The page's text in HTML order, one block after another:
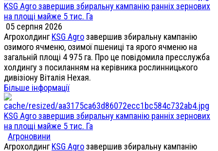
KSG Agro завершив збиральну кампанію ранніх зернових
на площі майже 5 тис. Га
05 серпня 2026
АгрохолдингKSG Agroзавершив збиральну кампанію
озимого ячменю, озимої пшениці та ярого ячменю на
загальній площі 4 975 га. Про це повідомила пресслужба
холдингу з посиланням на керівника рослинницького
дивізіону Віталія Нехая.
Більше інформації
KSG Agro завершив збиральну кампанію ранніх зернових
на площі майже 5 тис. Га
Агроновини
АгрохолдингKSG Agroзавершив збиральну кампанію